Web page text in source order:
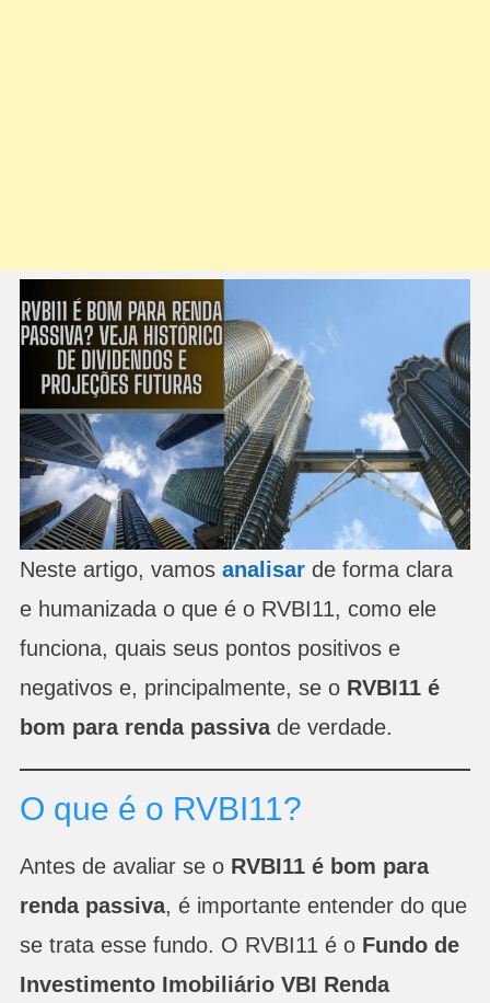
Neste artigo, vamos analisar de forma clara
e humanizada o que é o RVBI11, como ele
funciona, quais seus pontos positivos e
negativos e, principalmente, se o RVBI11 é
bom para renda passivade verdade.
O que é o RVBI11?
Antes de avaliar se o RVBI11 é bom para
renda passiva, é importante entender do que
se trata esse fundo. O RVBI11 é o Fundo de
Investimento Imobiliário VBI Renda